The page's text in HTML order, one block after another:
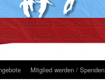
Mitglied werden / Spenden